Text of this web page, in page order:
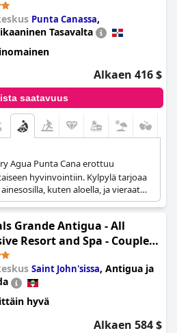
Punta Canassa,
Tasavalta
Alkaen 416 $
saatavuus
Agua Punta Cana erottuu
hyvinvointiin. Kylpylä tarjoaa
kuten aloella, ja vieraat
ja henkilökohtaisista
Grande Antigua - All
Resort and Spa - Couples
Saint John'sissa, Antigua ja
hyvä
Alkaen 584 $